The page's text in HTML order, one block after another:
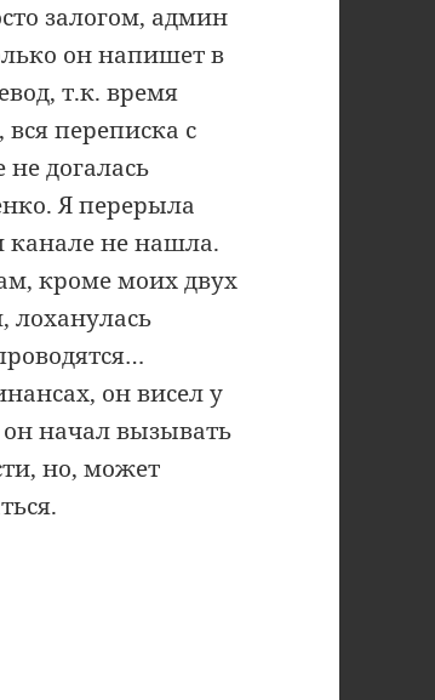
залогом, админ
он напишет в
т.к. время
переписка с
догалась
Я перерыла
канале не нашла.
кроме моих двух
лоханулась
он висел у
начал вызывать
но, может